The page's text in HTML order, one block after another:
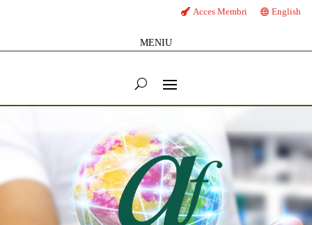
Acces Membri English
MENIU